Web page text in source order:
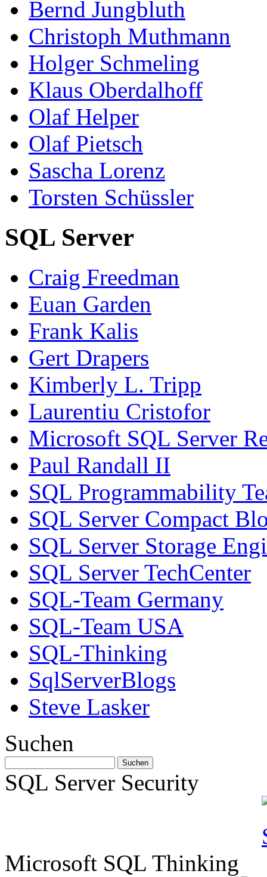
Bernd Jungbluth
Christoph Muthmann
Holger Schmeling
Klaus Oberdalhoff
Olaf Helper
Olaf Pietsch
Sascha Lorenz
Torsten Schüssler
SQL Server
Craig Freedman
Euan Garden
Frank Kalis
Gert Drapers
Kimberly L. Tripp
Laurentiu Cristofor
Microsoft SQL Server
Paul Randall II
SQL Programmability
SQL Server Compact
SQL Server Storage
SQL Server TechCenter
SQL-Team Germany
SQL-Team USA
SQL-Thinking
SqlServerBlogs
Steve Lasker
Suchen
SQL Server Security
Microsoft SQL Thinking